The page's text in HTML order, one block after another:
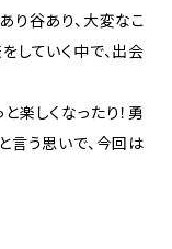
り谷あり、大変なこ
していく中で、出会
楽しくなったり！勇
言う思いで、今回は